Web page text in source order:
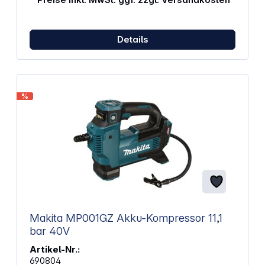
EchtzeitdruckZeigt den aktuellen Reifendruck
präzise an. Automatische AbschaltungStoppt
automatisch, sobald der voreingestellte Druck
erreicht ist – für maximale Sicherheit. LED-Licht für
NachtbetriebBeleuchtet den Arbeitsbereich bei
EinsatzmöglichkeitenGeeignet für Autos,
Motorräder, Fahrräder, Roller, Bälle und mehr.
Geräuscharm &amp; vibrationsarmAngenehme
Bedienung ohne störende Geräusche.
Betriebsdauer &amp; Einsatzbereiche​​​​​​Mit einer
Betriebsdauer von bis zu 20 Minuten eignet sich der
Baseus Super Mini Inflator Pump ideal für den
flexiblen Einsatz bei Pkw (bis 3,0 bar), Motorrädern
(bis 2,8 bar), Fahrrädern (bis 50 PSI) und
Sportbällen (bis 9 PSI) – kompakt, zuverlässig und
Details
%
Makita MP001GZ Akku-Kompressor 11,1
bar 40V
Artikel-Nr.:
690804